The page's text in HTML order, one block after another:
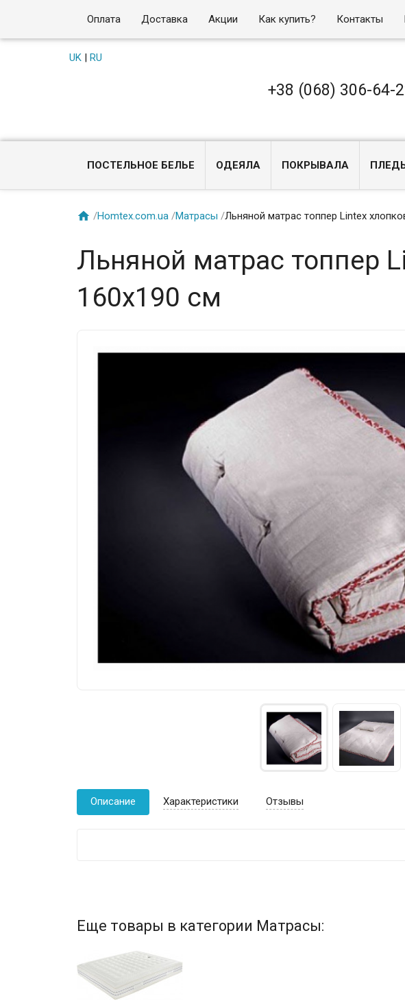
Оплата Доставка Акции Как купить? Контакты
UK| RU
+38 (068) 306-64-
ПОСТЕЛЬНОЕ БЕЛЬЕ ОДЕЯЛА ПОКРЫВАЛА
 /Homtex.com.ua /Матрасы /Льняной матрас топпер Lintex
Льняной матрас топпер
160x190 см
Описание Характеристики Отзывы
Еще товары в категории Матрасы: